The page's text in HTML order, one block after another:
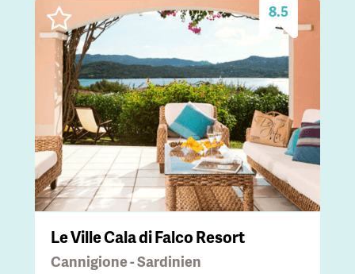
8.5
Le Ville Cala di Falco Resort
Cannigione - Sardinien